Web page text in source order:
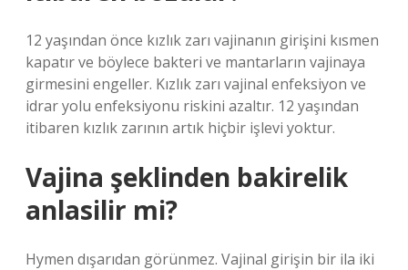
12 yaşından önce kızlık zarı vajinanın girişini kısmen
kapatır ve böylece bakteri ve mantarların vajinaya
girmesini engeller. Kızlık zarı vajinal enfeksiyon ve
idrar yolu enfeksiyonu riskini azaltır. 12 yaşından
itibaren kızlık zarının artık hiçbir işlevi yoktur.
Vajina şeklinden bakirelik
anlasilir mi?
Hymen dışarıdan görünmez. Vajinal girişin bir ila iki